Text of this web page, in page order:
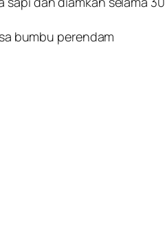
bumbu perendam